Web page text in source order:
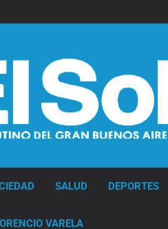
SALUD DEPORTES
VARELA